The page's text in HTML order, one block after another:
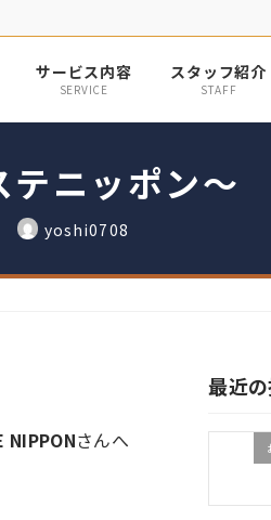
サービス内容
SERVICE
スタッフ紹介
STAFF
ニッポン〜
yoshi0708
NIPPONさんへ
最近